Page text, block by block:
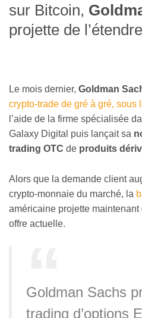
sur Bitcoin,
projette de
Le mois dernier, Goldman
crypto-trade de gré à gré, sous
l’aide de la firme spécialisée
Galaxy Digital puis lançait sa
trading OTC de produits
Alors que la demande client
crypto-monnaie du marché, la
américaine projette maintenant
offre actuelle.
Goldman Sachs
trading d’options